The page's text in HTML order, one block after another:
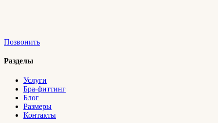
Позвонить
Разделы
Услуги
Бра-фиттинг
Блог
Размеры
Контакты